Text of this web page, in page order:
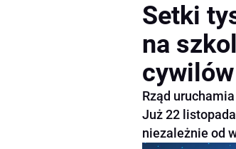
Setki
na
cywilów
Rząd
Już 22
niezależnie od